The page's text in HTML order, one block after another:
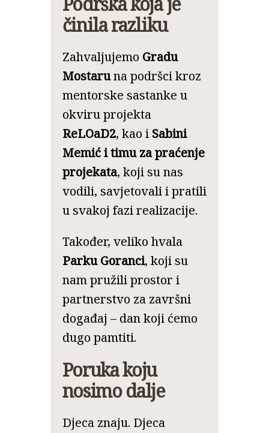
činila razliku
Zahvaljujemo Gradu
Mostaruna podršci kroz
mentorske sastanke u
okviru projekta
ReLOaD2, kao i Sabini
Memić i timu za praćenje
projekata, koji su nas
vodili, savjetovali i pratili
u svakoj fazi realizacije.
Također, veliko hvala
Parku Goranci, koji su
nam pružili prostor i
partnerstvo za završni
događaj – dan koji ćemo
dugo pamtiti.
Poruka koju
nosimo dalje
Djeca znaju. Djeca